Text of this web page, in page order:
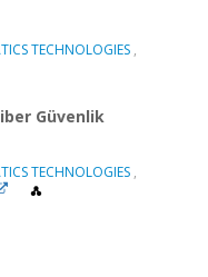
TECHNOLOGIES ,
Güvenlik
TECHNOLOGIES ,